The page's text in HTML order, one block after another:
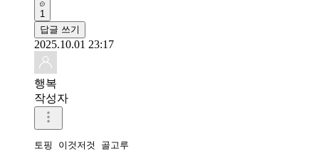
1
답글 쓰기
2025.10.01 23:17
행복
작성자
토핑 이것저것 골고루